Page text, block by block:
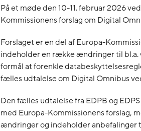
På et møde den 10-11. februar 2026
Kommissionens forslag om Digital
Forslaget er en del af Europa-
indeholder en række ændringer til bl.a.
formål at forenkle
fælles udtalelse om Digital Omnibus
Den fælles udtalelse fra EDPB og
med Europa-Kommissionens forslag,
ændringer og indeholder anbefalinger